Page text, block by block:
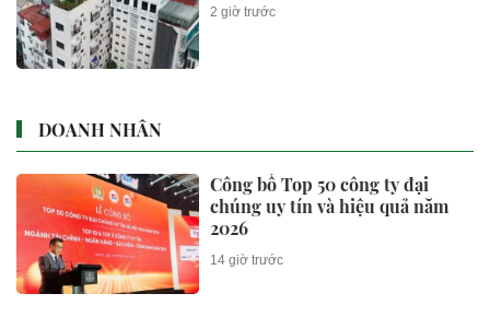
2 giờ trước
DOANH NHÂN
Công bố Top 50 công ty đại
chúng uy tín và hiệu quả năm
2026
14 giờ trước